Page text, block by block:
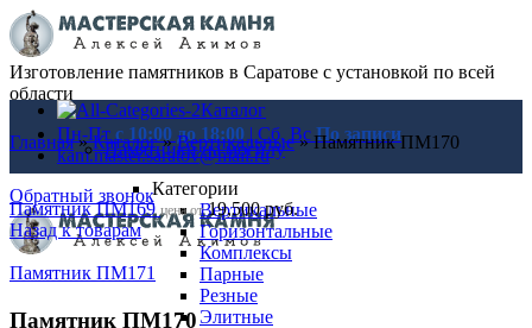
Изготовление памятников в Саратове с установкой по всей
области
Пн-Пт с 10:00 до 18:00 | Сб, ВсПо записи
kam.master.saratov@mail.ru
Обратный звонок
Каталог
Памятники на могилу
Категории
Вертикальные
Горизонтальные
Комплексы
Парные
Резные
Элитные
Главная»Каталог»Вертикальные»Памятник ПМ170
Памятник ПМ169 цена от 19,500руб.
Назад к товарам
Памятник ПМ171
Памятник ПМ170